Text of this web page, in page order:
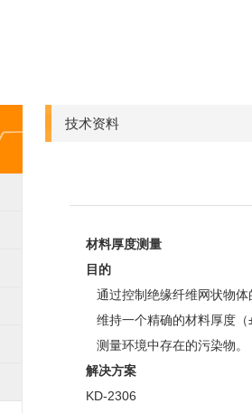
技术资料
材料厚度测量
目的
通过控制绝缘纤维网状物体
维持一个精确的材料厚度（
测量环境中存在的污染物。
解决方案
KD-2306